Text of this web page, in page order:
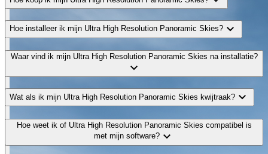
Hoe installeer ik mijn Ultra High Resolution Panoramic Skies? expand_more
Waar vind ik mijn Ultra High Resolution Panoramic Skies na installatie?
expand_more
Wat als ik mijn Ultra High Resolution Panoramic Skies kwijtraak? expand_more
Hoe weet ik of Ultra High Resolution Panoramic Skies compatibel is
met mijn software? expand_more